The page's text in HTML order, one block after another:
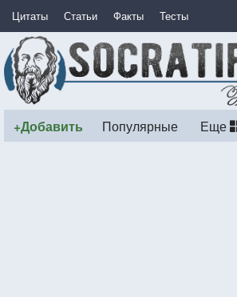
Цитаты Статьи Факты Тесты
+Добавить Популярные Еще